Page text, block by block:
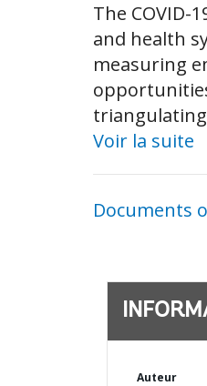
The
and health
measuring
Voir la suite
Documents
Auteur